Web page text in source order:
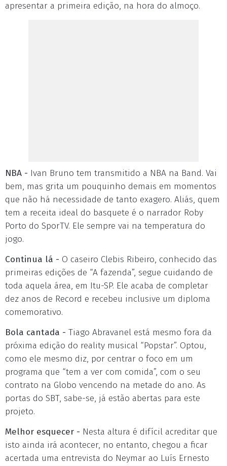
apresentar a primeira edição, na hora do almoço.
NBA - Ivan Bruno tem transmitido a NBA na Band. Vai
bem, mas grita um pouquinho demais em momentos
que não há necessidade de tanto exagero. Aliás, quem
tem a receita ideal do basquete é o narrador Roby
Porto do SporTV. Ele sempre vai na temperatura do
jogo.
Continua lá - O caseiro Clebis Ribeiro, conhecido das
primeiras edições de “A fazenda”, segue cuidando de
toda aquela área, em Itu-SP. Ele acaba de completar
dez anos de Record e recebeu inclusive um diploma
comemorativo.
Bola cantada - Tiago Abravanel está mesmo fora da
próxima edição do reality musical “Popstar”. Optou,
como ele mesmo diz, por centrar o foco em um
programa que “tem a ver com comida”, com o seu
contrato na Globo vencendo na metade do ano. As
portas do SBT, sabe-se, já estão abertas para este
projeto.
Melhor esquecer - Nesta altura é difícil acreditar que
isto ainda irá acontecer, no entanto, chegou a ficar
acertada uma entrevista do Neymar ao Luís Ernesto